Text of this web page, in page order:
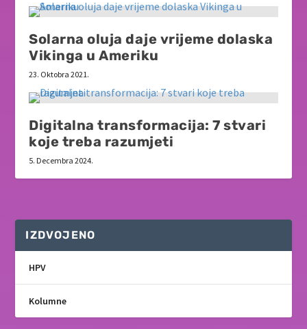
Solarna oluja daje vrijeme dolaska
Vikinga u Ameriku
23. Oktobra 2021.
Digitalna transformacija: 7 stvari
koje treba razumjeti
5. Decembra 2024.
IZDVOJENO
HPV
Kolumne